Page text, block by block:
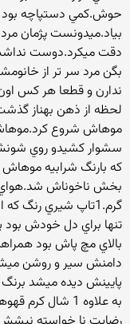
حوش.كمي دستپاچه بود
بياد.ميدونست پژمان
موهاش شروع كرد.موهاش
بخش ناخوناش شد.هواي
گرم.1تاپ شيري رنگ
پايينش ديده ميشد
به علاوه 1 شال